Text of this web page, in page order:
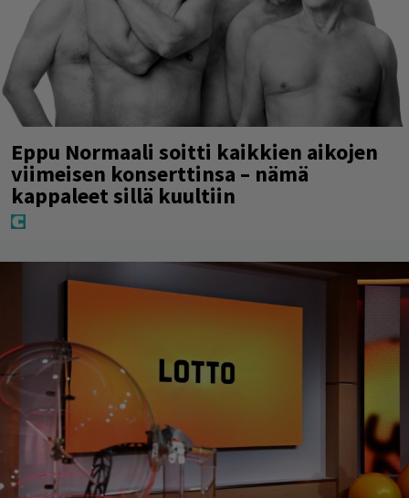
Eppu Normaali soitti kaikkien aikojen
viimeisen konserttinsa – nämä
kappaleet sillä kuultiin